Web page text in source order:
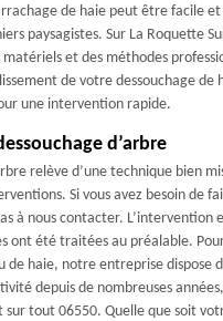
de haie peut être facile
paysagistes. Sur La Roquette
matériels et des méthodes
de votre dessouchage de
une intervention rapide.
d’arbre
relève d’une technique bien
Si vous avez besoin de
à nous contacter. L’intervention
ont été traitées au préalable.
de haie, notre entreprise dispose
depuis de nombreuses
sur tout 06550. Quelle que soit